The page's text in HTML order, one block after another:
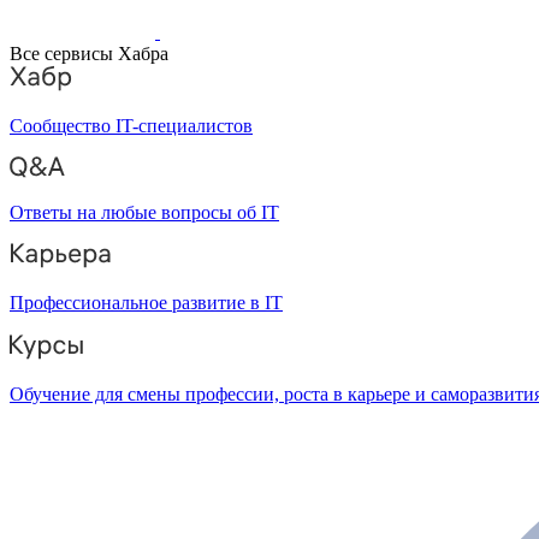
Все сервисы Хабра
Сообщество IT-специалистов
Ответы на любые вопросы об IT
Профессиональное развитие в IT
Обучение для смены профессии, роста в карьере и